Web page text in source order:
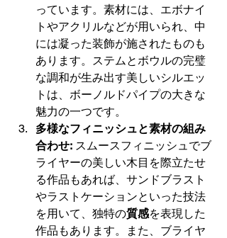
っています。素材には、エボナイ
トやアクリルなどが用いられ、中
には凝った装飾が施されたものも
あります。ステムとボウルの完璧
な調和が生み出す美しいシルエッ
トは、ボーノルドパイプの大きな
魅力の一つです。
多様なフィニッシュと素材の組み
合わせ: スムースフィニッシュでブ
ライヤーの美しい木目を際立たせ
る作品もあれば、サンドブラスト
やラストケーションといった技法
を用いて、独特の質感を表現した
作品もあります。また、ブライヤ